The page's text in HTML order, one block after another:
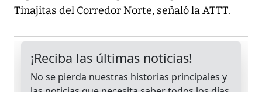
Tinajitas del Corredor Norte, señaló la ATTT.